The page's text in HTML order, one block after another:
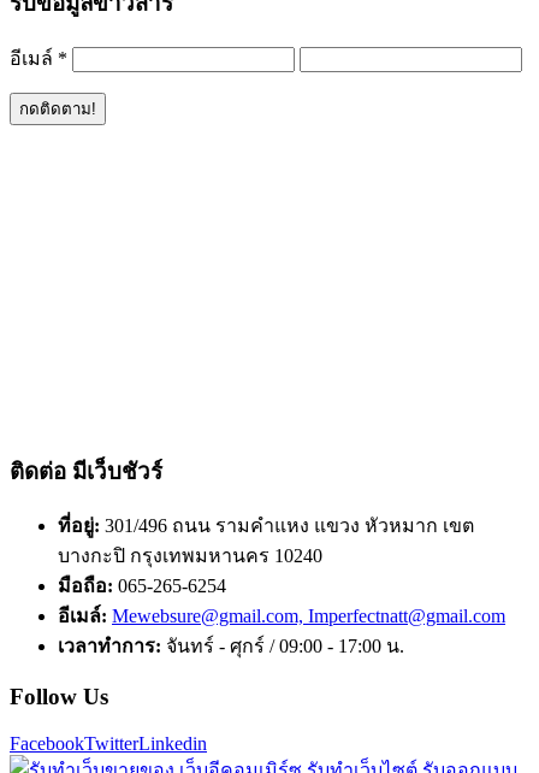
อีเมล์ *
ติดต่อ มีเว็บชัวร์
ที่อยู่: 301/496 ถนน รามคำแหง แขวง หัวหมาก เขต
บางกะปิ กรุงเทพมหานคร 10240
มือถือ: 065-265-6254
อีเมล์: Mewebsure@gmail.com, Imperfectnatt@gmail.com
เวลาทำการ: จันทร์ - ศุกร์ / 09:00 - 17:00 น.
Follow Us
FacebookTwitterLinkedin